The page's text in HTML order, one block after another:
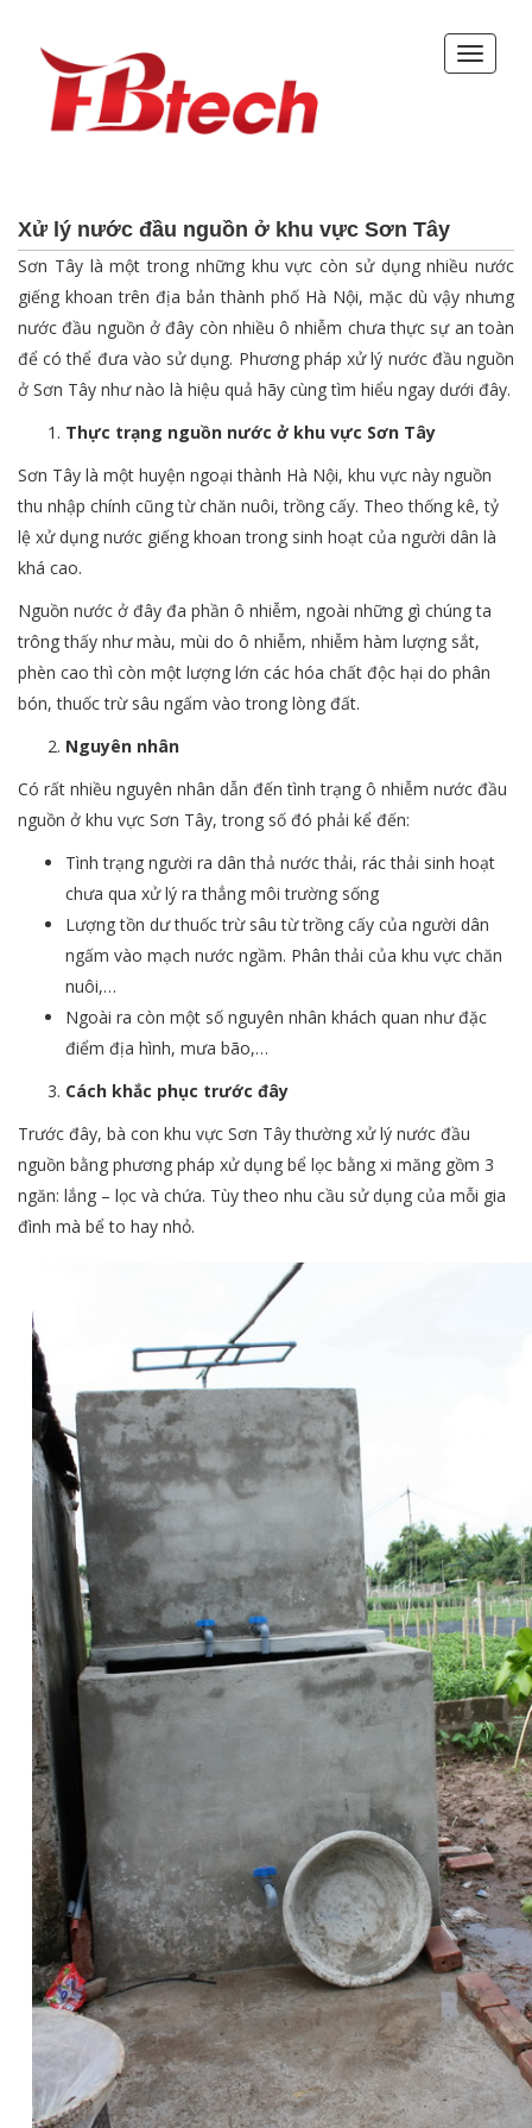
Xử lý nước đầu nguồn ở khu vực Sơn Tây
Sơn Tây là một trong những khu vực còn sử dụng nhiều nước
giếng khoan trên địa bản thành phố Hà Nội, mặc dù vậy nhưng
nước đầu nguồn ở đây còn nhiều ô nhiễm chưa thực sự an toàn
để có thể đưa vào sử dụng. Phương pháp xử lý nước đầu nguồn
ở Sơn Tây như nào là hiệu quả hãy cùng tìm hiểu ngay dưới đây.
Thực trạng nguồn nước ở khu vực Sơn Tây
Sơn Tây là một huyện ngoại thành Hà Nội, khu vực này nguồn
thu nhập chính cũng từ chăn nuôi, trồng cấy. Theo thống kê, tỷ
lệ xử dụng nước giếng khoan trong sinh hoạt của người dân là
khá cao.
Nguồn nước ở đây đa phần ô nhiễm, ngoài những gì chúng ta
trông thấy như màu, mùi do ô nhiễm, nhiễm hàm lượng sắt,
phèn cao thì còn một lượng lớn các hóa chất độc hại do phân
bón, thuốc trừ sâu ngấm vào trong lòng đất.
Nguyên nhân
Có rất nhiều nguyên nhân dẫn đến tình trạng ô nhiễm nước đầu
nguồn ở khu vực Sơn Tây, trong số đó phải kể đến:
Tình trạng người ra dân thả nước thải, rác thải sinh hoạt
chưa qua xử lý ra thẳng môi trường sống
Lượng tồn dư thuốc trừ sâu từ trồng cấy của người dân
ngấm vào mạch nước ngầm. Phân thải của khu vực chăn
nuôi,…
Ngoài ra còn một số nguyên nhân khách quan như đặc
điểm địa hình, mưa bão,…
Cách khắc phục trước đây
Trước đây, bà con khu vực Sơn Tây thường xử lý nước đầu
nguồn bằng phương pháp xử dụng bể lọc bằng xi măng gồm 3
ngăn: lắng – lọc và chứa. Tùy theo nhu cầu sử dụng của mỗi gia
đình mà bể to hay nhỏ.